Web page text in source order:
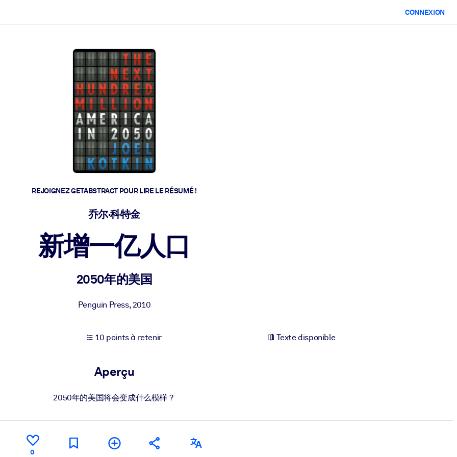
commerciales fiables et prêtes à l'emploi.
pour améliorer les résultats.
CONNEXION
REJOIGNEZ GETABSTRACT POUR LIRE LE RÉSUMÉ !
乔尔·科特金
新增一亿人口
2050年的美国
Penguin Press,2010
10 points à retenir Texte disponible
Aperçu
2050年的美国将会变成什么模样？
0